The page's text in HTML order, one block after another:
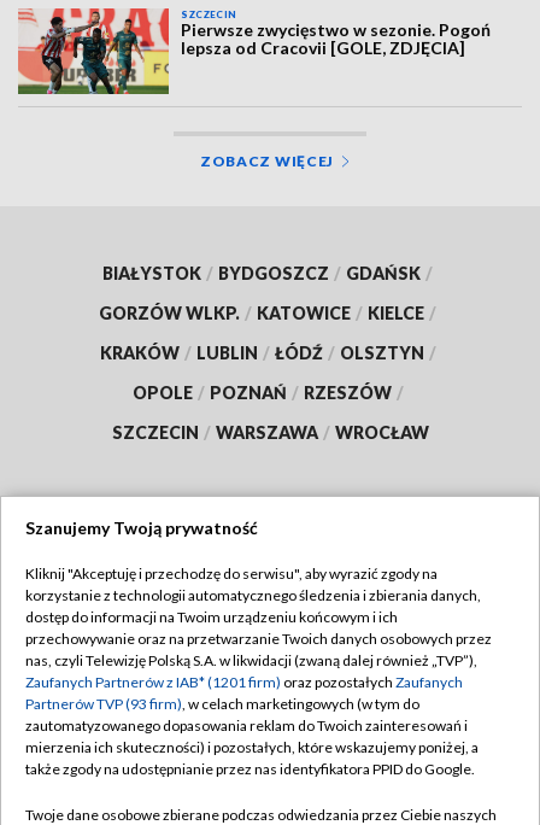
SZCZECIN
Pierwsze zwycięstwo w sezonie. Pogoń
lepsza od Cracovii [GOLE, ZDJĘCIA]
ZOBACZ WIĘCEJ
BIAŁYSTOK / BYDGOSZCZ / GDAŃSK /
GORZÓW WLKP. / KATOWICE / KIELCE /
KRAKÓW / LUBLIN / ŁÓDŹ / OLSZTYN /
OPOLE / POZNAŃ / RZESZÓW /
SZCZECIN / WARSZAWA / WROCŁAW
TVP
Abonament TVP
Emisja w TVP
Centrum informacji TVP
Naziemna Telewizja Cyfrowa
Regulamin TVP
Polityka prywatności
Moje zgody
Pomoc
Szanujemy Twoją prywatność
Kliknij "Akceptuję i przechodzę do serwisu", aby wyrazić zgody na
korzystanie z technologii automatycznego śledzenia i zbierania danych,
dostęp do informacji na Twoim urządzeniu końcowym i ich
przechowywanie oraz na przetwarzanie Twoich danych osobowych przez
nas, czyli Telewizję Polską S.A. w likwidacji (zwaną dalej również „TVP”),
Zaufanych Partnerów z IAB* (1201 firm) oraz pozostałych Zaufanych
Partnerów TVP (93 firm), w celach marketingowych (w tym do
zautomatyzowanego dopasowania reklam do Twoich zainteresowań i
mierzenia ich skuteczności) i pozostałych, które wskazujemy poniżej, a
także zgody na udostępnianie przez nas identyfikatora PPID do Google.
Twoje dane osobowe zbierane podczas odwiedzania przez Ciebie naszych